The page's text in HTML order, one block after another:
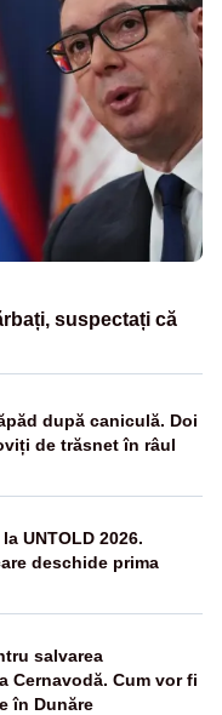
suspectați că
după caniculă. Doi
de trăsnet în râul
UNTOLD 2026.
deschide prima
salvarea
Cernavodă. Cum vor fi
în Dunăre